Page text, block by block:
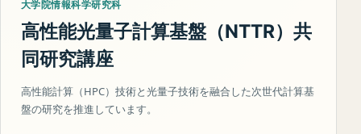
大学院情報科学研究科
高性能光量子計算基盤（NTTR）共
同研究講座
高性能計算（HPC）技術と光量子技術を融合した次世代計算基
盤の研究を推進しています。